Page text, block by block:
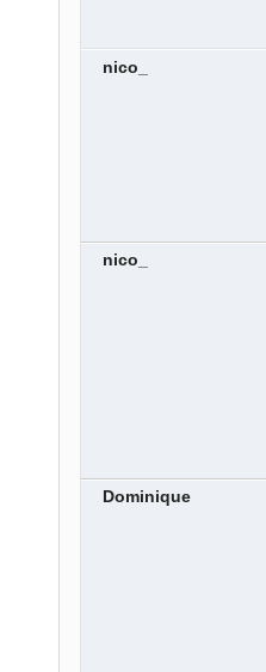
nico_
nico_
Dominique